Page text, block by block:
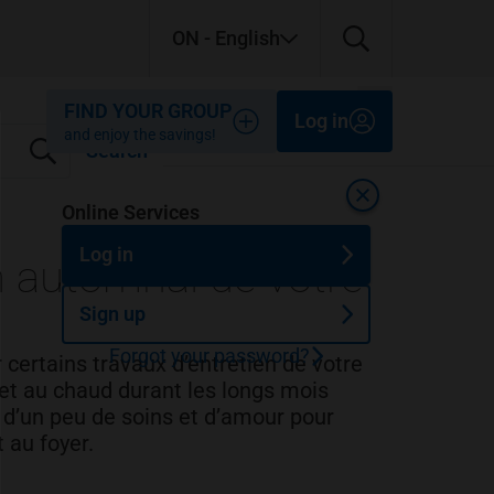
Close
Close
Search
Close
FIND YOUR GROUP
and enjoy the savings!
Log in
Close
Online Services
Log in
Sign up
Forgot your password?
automnal de votre
travaux d’entretien de votre
au chaud durant les longs mois
peu de soins et d’amour pour
foyer.